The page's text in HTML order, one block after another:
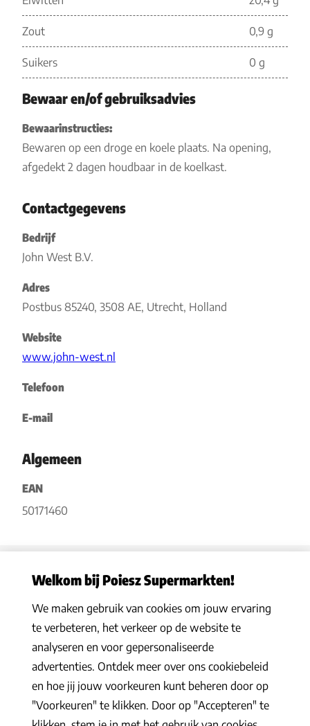
Zout 0,9 g
Suikers 0 g
Bewaar en/of gebruiksadvies
Bewaarinstructies:
Bewaren op een droge en koele plaats. Na opening,
afgedekt 2 dagen houdbaar in de koelkast.
Contactgegevens
Bedrijf
John West B.V.
Adres
Postbus 85240, 3508 AE, Utrecht, Holland
Website
www.john-west.nl
Telefoon
E-mail
Algemeen
EAN
50171460
Privacy statement|Algemene voorwaarden |Hoe werkt het |
Veelgestelde vragen|Cookies
© 2026 Poiesz Supermarkten B.V. Alle rechten voorbehouden
Welkom bij Poiesz Supermarkten!
We maken gebruik van cookies om jouw ervaring
te verbeteren, het verkeer op de website te
analyseren en voor gepersonaliseerde
advertenties. Ontdek meer over ons cookiebeleid
en hoe jij jouw voorkeuren kunt beheren door op
"Voorkeuren" te klikken. Door op "Accepteren" te